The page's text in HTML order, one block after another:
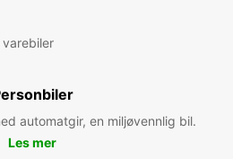
automatgir, en miljøvennlig bil.
Les mer